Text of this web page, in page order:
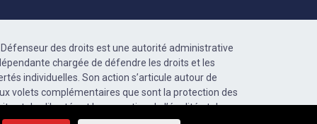
des droits est une autorité administrative
chargée de défendre les droits et les
individuelles. Son action s’articule autour de
volets complémentaires que sont la protection des
et des libertés et la promotion de l’égalité et de
aux droits.